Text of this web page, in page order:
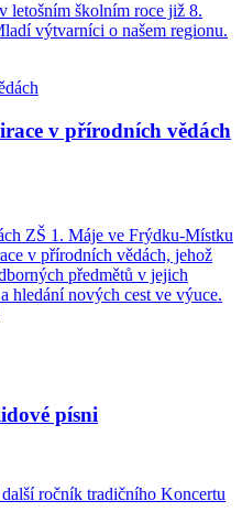
letošním školním roce již 8.
výtvarníci o našem regionu.
v přírodních vědách
ZŠ 1. Máje ve Frýdku-Místku
v přírodních vědách, jehož
předmětů v jejich
hledání nových cest ve výuce.
písni
ročník tradičního Koncertu